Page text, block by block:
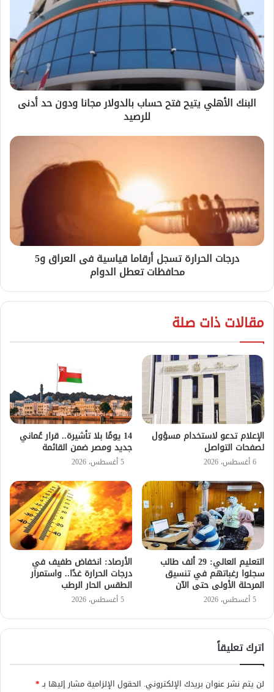
البنك الأهلي يتيح فتح حساب بالدولار مجانا ودون حد أدنى
للرصيد
درجات الحرارة تسجل أرقاما قياسية فى العراق و5
محافظات تعطل الدوام
مقالات ذات صلة
الإعلام تدعو لاستخدام مسؤول
لصفحات التواصل
6 أغسطس، 2026
14 يومًا بلا تأشيرة.. قرار عُماني
جديد ومصر ضمن القائمة
5 أغسطس، 2026
التعليم العالي: 29 ألف طالب
سجلوا رغباتهم في تنسيق
المرحلة الأولى حتى الآن
5 أغسطس، 2026
الأرصاد: انخفاض طفيف في
درجات الحرارة غدًا.. واستمرار
الطقس الحار الرطب
5 أغسطس، 2026
اترك تعليقاً
لن يتم نشر عنوان بريدك الإلكتروني. الحقول الإلزامية مشار إليها بـ*